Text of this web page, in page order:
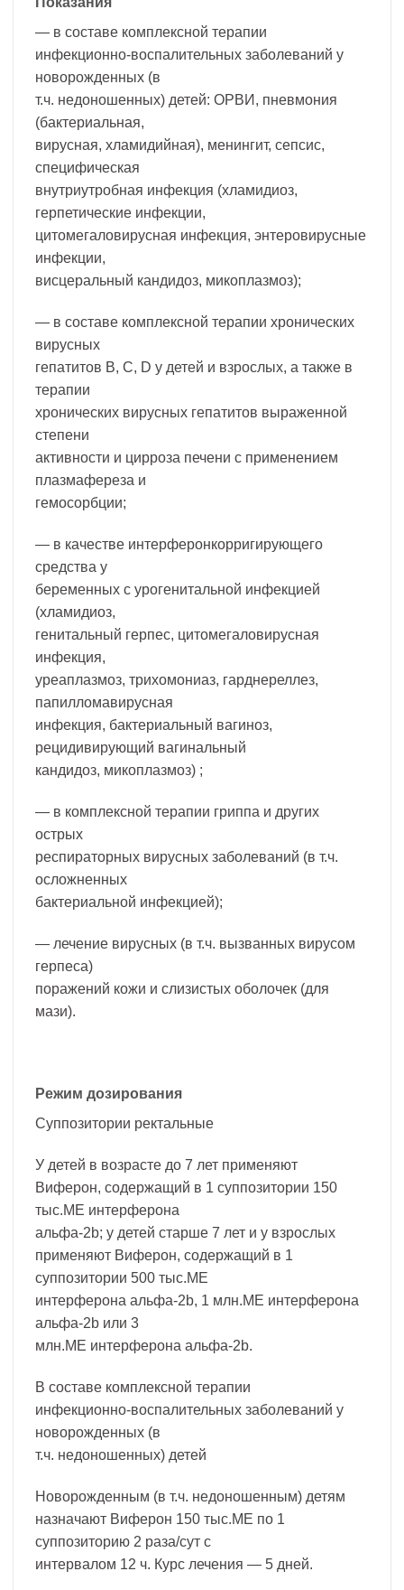
— в составе комплексной терапии
инфекционно-воспалительных заболеваний у
новорожденных (в
т.ч. недоношенных) детей: ОРВИ, пневмония
(бактериальная,
вирусная, хламидийная), менингит, сепсис,
специфическая
внутриутробная инфекция (хламидиоз,
герпетические инфекции,
цитомегаловирусная инфекция, энтеровирусные
инфекции,
висцеральный кандидоз, микоплазмоз);
— в составе комплексной терапии хронических
вирусных
гепатитов B, C, D у детей и взрослых, а также в
терапии
хронических вирусных гепатитов выраженной
степени
активности и цирроза печени с применением
плазмафереза и
гемосорбции;
— в качестве интерферонкорригирующего
средства у
беременных с урогенитальной инфекцией
(хламидиоз,
генитальный герпес, цитомегаловирусная
инфекция,
уреаплазмоз, трихомониаз, гарднереллез,
папилломавирусная
инфекция, бактериальный вагиноз,
рецидивирующий вагинальный
кандидоз, микоплазмоз) ;
— в комплексной терапии гриппа и других
острых
респираторных вирусных заболеваний (в т.ч.
осложненных
бактериальной инфекцией);
— лечение вирусных (в т.ч. вызванных вирусом
герпеса)
поражений кожи и слизистых оболочек (для
мази).
Режим дозирования
Суппозитории ректальные
У детей в возрасте до 7 лет применяют
Виферон, содержащий в 1 суппозитории 150
тыс.МЕ интерферона
альфа-2b; у детей старше 7 лет и у взрослых
применяют Виферон, содержащий в 1
суппозитории 500 тыс.МЕ
интерферона альфа-2b, 1 млн.МЕ интерферона
альфа-2b или 3
млн.МЕ интерферона альфа-2b.
В составе комплексной терапии
инфекционно-воспалительных заболеваний у
новорожденных (в
т.ч. недоношенных) детей
Новорожденным (в т.ч. недоношенным) детям
назначают Виферон 150 тыс.МЕ по 1
суппозиторию 2 раза/сут с
интервалом 12 ч. Курс лечения — 5 дней.